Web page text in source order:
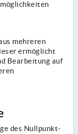
mehreren
ermöglicht
Bearbeitung auf
des Nullpunkt-